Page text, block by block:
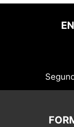
Quem somos
Politica de